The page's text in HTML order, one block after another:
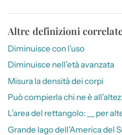
Altre definizioni
Diminuisce con l’uso
Diminuisce nell’età avanzata
Misura la densità dei corpi
Può compierla chi ne è
L’area del rettangolo: __ per
Grande lago dell’America del